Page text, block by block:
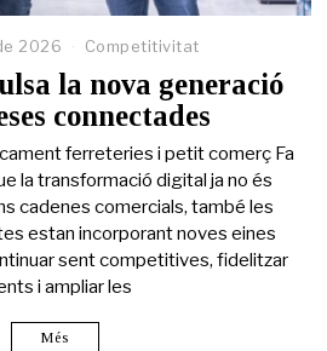
2026 Competitivitat
la nova generació
connectades
ferreteries i petit comerç Fa
la transformació digital ja no és
cadenes comercials, també les
estan incorporant noves eines
sent competitives, fidelitzar
i ampliar les
Més